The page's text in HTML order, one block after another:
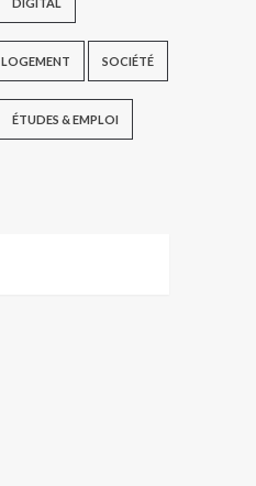
LOGEMENT SOCIÉTÉ
ÉTUDES & EMPLOI